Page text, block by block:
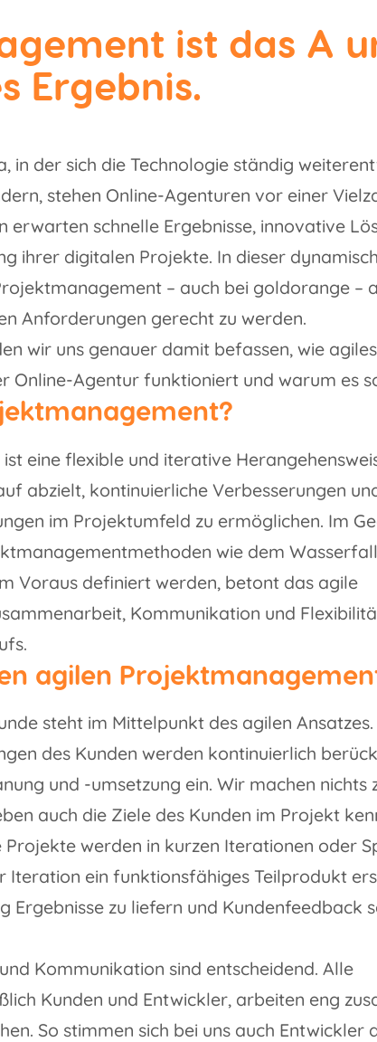
ist das A
Ergebnis.
in der sich die Technologie ständig
stehen Online-Agenturen vor einer
erwarten schnelle Ergebnisse, innovative
ihrer digitalen Projekte. In dieser
– auch bei goldorange –
Anforderungen gerecht zu werden.
wir uns genauer damit befassen, wie agiles
Online-Agentur funktioniert und warum es
eine flexible und iterative
abzielt, kontinuierliche Verbesserungen
im Projektumfeld zu ermöglichen. Im
wie dem
Voraus definiert werden, betont das agile
Kommunikation und
agilen
steht im Mittelpunkt des agilen Ansatzes.
des Kunden werden kontinuierlich
und -umsetzung ein. Wir machen nichts
auch die Ziele des Kunden im Projekt
Projekte werden in kurzen Iterationen oder
Iteration ein funktionsfähiges Teilprodukt
Ergebnisse zu liefern und Kundenfeedback
Kommunikation sind entscheidend. Alle
Kunden und Entwickler, arbeiten eng
So stimmen sich bei uns auch Entwickler